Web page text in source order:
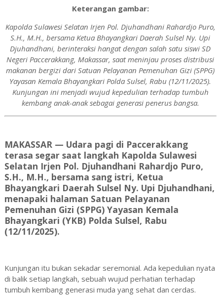
Keterangan gambar:
Kapolda Sulawesi Selatan Irjen Pol. Djuhandhani Rahardjo Puro,
S.H., M.H., bersama Ketua Bhayangkari Daerah Sulsel Ny. Upi
Djuhandhani, berinteraksi hangat dengan salah satu siswi SD
Negeri Paccerakkang, Makassar, saat meninjau proses distribusi
makanan bergizi dari Satuan Pelayanan Pemenuhan Gizi (SPPG)
Yayasan Kemala Bhayangkari Polda Sulsel, Rabu (12/11/2025).
Kunjungan ini menjadi wujud kepedulian terhadap tumbuh
kembang anak-anak sebagai generasi penerus bangsa.
MAKASSAR — Udara pagi di Paccerakkang
terasa segar saat langkah Kapolda Sulawesi
Selatan Irjen Pol. Djuhandhani Rahardjo Puro,
S.H., M.H., bersama sang istri, Ketua
Bhayangkari Daerah Sulsel Ny. Upi Djuhandhani,
menapaki halaman Satuan Pelayanan
Pemenuhan Gizi (SPPG)Yayasan Kemala
Bhayangkari (YKB) Polda Sulsel, Rabu
(12/11/2025).
Kunjungan itu bukan sekadar seremonial. Ada kepedulian nyata
di balik setiap langkah, sebuah wujud perhatian terhadap
tumbuh kembang generasi muda yang sehat dan cerdas.